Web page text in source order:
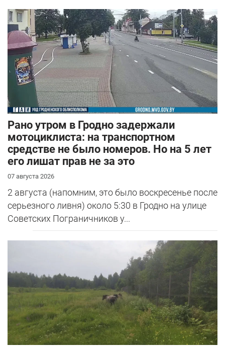
Рано утром в Гродно задержали
мотоциклиста: на транспортном
средстве не было номеров. Но на 5 лет
его лишат прав не за это
07 августа 2026
2 августа (напомним, это было воскресенье после
серьезного ливня) около 5:30 в Гродно на улице
Советских Пограничников у...